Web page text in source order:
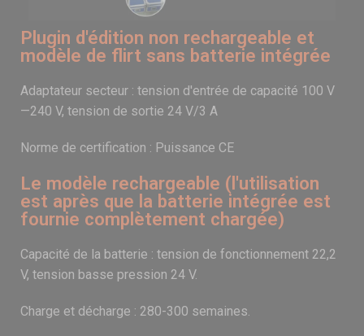
Plugin d'édition non rechargeable et
modèle de flirt sans batterie intégrée
Adaptateur secteur : tension d'entrée de capacité 100 V
—240 V, tension de sortie 24 V/3 A
Norme de certification : Puissance CE
Le modèle rechargeable (l'utilisation
est après que la batterie intégrée est
fournie complètement chargée)
Capacité de la batterie : tension de fonctionnement 22,2
V, tension basse pression 24 V.
Charge et décharge : 280-300 semaines.